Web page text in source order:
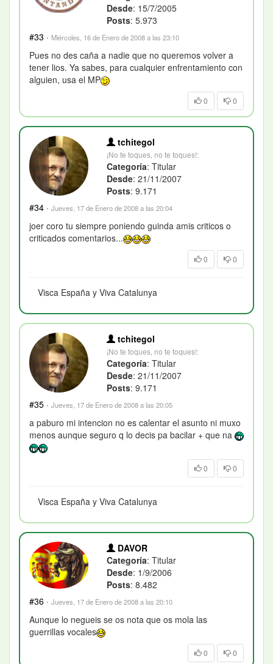
Desde: 15/7/2005
Posts: 5.973
#33 · Miércoles, 16 de Enero de 2008 a las 23:10
Pues no des caña a nadie que no queremos volver a
tener lios. Ya sabes, para cualquier enfrentamiento con
alguien, usa el MP
0 0
tchitegol
¡No te toques, no te toques!:
Categoría: Titular
Desde: 21/11/2007
Posts: 9.171
#34 · Jueves, 17 de Enero de 2008 a las 20:04
joer coro tu siempre poniendo guinda amis criticos o
criticados comentarios...
0 0
Visca España y Viva Catalunya
tchitegol
¡No te toques, no te toques!:
Categoría: Titular
Desde: 21/11/2007
Posts: 9.171
#35 · Jueves, 17 de Enero de 2008 a las 20:05
a paburo mi intencion no es calentar el asunto ni muxo
menos aunque seguro q lo decis pa bacilar + que na
0 0
Visca España y Viva Catalunya
DAVOR
Categoría: Titular
Desde: 1/9/2006
Posts: 8.482
#36 · Jueves, 17 de Enero de 2008 a las 20:10
Aunque lo negueis se os nota que os mola las
guerrillas vocales
0 0